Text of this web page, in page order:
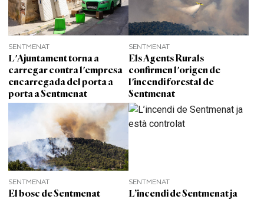
SENTMENAT
L'Ajuntament torna a
carregar contra l'empresa
encarregada del porta a
porta a Sentmenat
SENTMENAT
Els Agents Rurals
confirmen l'origen de
l'incendi forestal de
Sentmenat
SENTMENAT
El bosc de Sentmenat
SENTMENAT
L’incendi de Sentmenat ja